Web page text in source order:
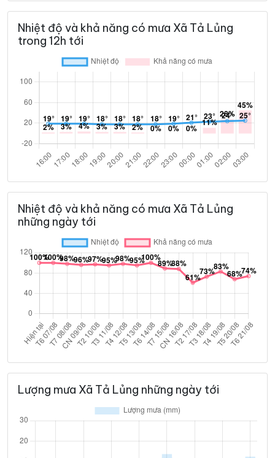
Nhiệt độ và khả năng có mưa Xã Tả Lủng
trong 12h tới
Nhiệt độ và khả năng có mưa Xã Tả Lủng
những ngày tới
Lượng mưa Xã Tả Lủng những ngày tới